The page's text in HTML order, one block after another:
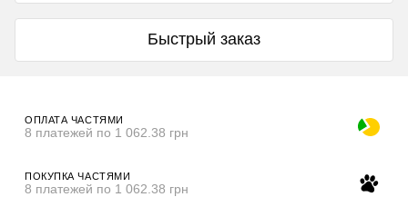
Быстрый заказ
ОПЛАТА ЧАСТЯМИ
8 платежей по 1 062.38 грн
ПОКУПКА ЧАСТЯМИ
8 платежей по 1 062.38 грн